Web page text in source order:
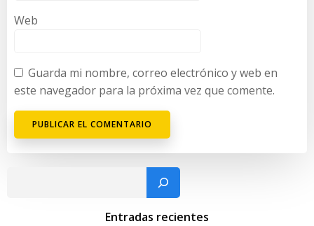
Web
Guarda mi nombre, correo electrónico y web en
este navegador para la próxima vez que comente.
Buscar
Entradas recientes